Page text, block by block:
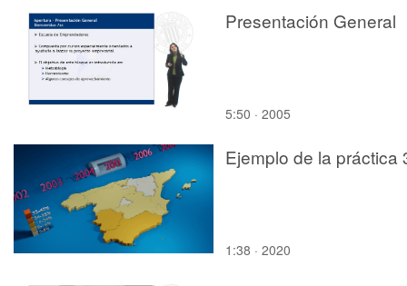
Presentación General
5:50 · 2005
Ejemplo de la práctica
1:38 · 2020